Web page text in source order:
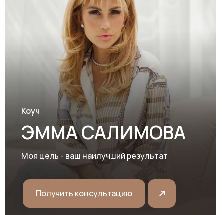
ЭММА САЛИМОВА
Получить консультацию
Моя цель - ваш наилучший результат